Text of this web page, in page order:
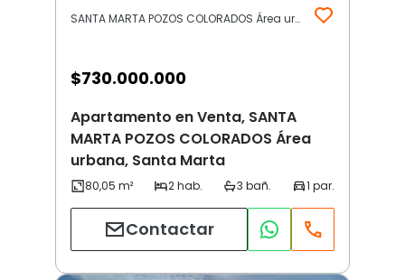
SANTA MARTA POZOS COLORADOS Área urbana | Rodadero y Gaira | Santa Marta
$730.000.000
Apartamento en Venta, SANTA
MARTA POZOS COLORADOS Área
urbana, Santa Marta
Contactar